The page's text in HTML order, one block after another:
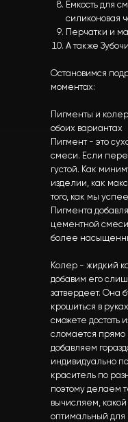
Ёмкость для
силиконовая
Перчатки и
А также
Остановимся
моментах:
Пигменты и
обоих вариантах
Пигмент - это
смеси. Если
густой. Как
изделии, как
того, как мы
Пигмента
цементной
более
Колер - жидкий
добавим его
затвердеет. Она
крошиться в
сможете достать
сломается прямо
добавляем
индивидуально
краситель по
поэтому делаем
вычисляем,
оптимальный для